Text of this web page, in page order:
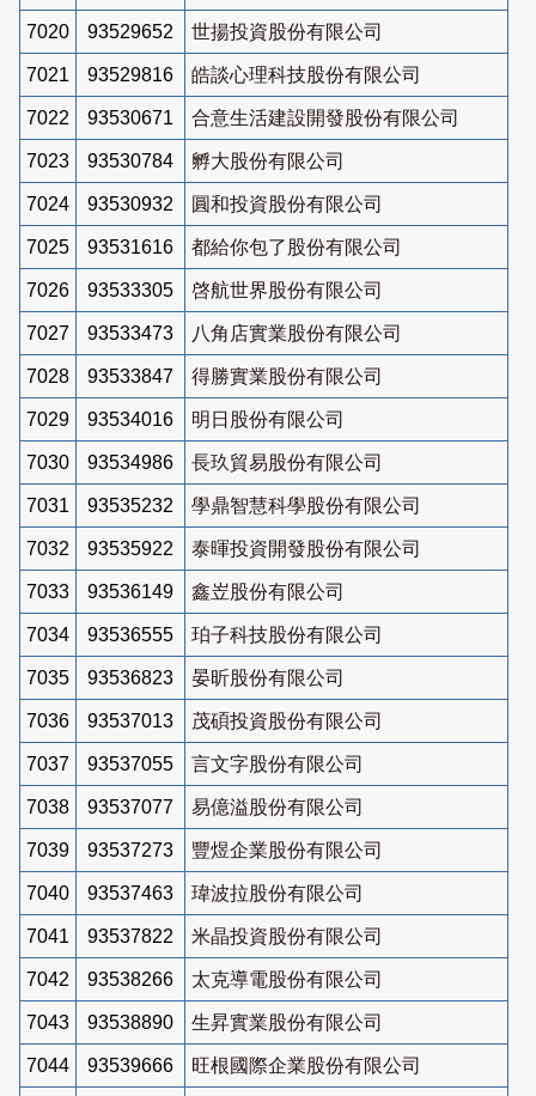
7020 93529652 世揚投資股份有限公司
7021 93529816 皓談心理科技股份有限公司
7022 93530671 合意生活建設開發股份有限公司
7023 93530784 孵大股份有限公司
7024 93530932 圓和投資股份有限公司
7025 93531616 都給你包了股份有限公司
7026 93533305 啓航世界股份有限公司
7027 93533473 八角店實業股份有限公司
7028 93533847 得勝實業股份有限公司
7029 93534016 明日股份有限公司
7030 93534986 長玖貿易股份有限公司
7031 93535232 學鼎智慧科學股份有限公司
7032 93535922 泰暉投資開發股份有限公司
7033 93536149 鑫岦股份有限公司
7034 93536555 珀子科技股份有限公司
7035 93536823 晏昕股份有限公司
7036 93537013 茂碩投資股份有限公司
7037 93537055 言文字股份有限公司
7038 93537077 易億溢股份有限公司
7039 93537273 豐煜企業股份有限公司
7040 93537463 瑋波拉股份有限公司
7041 93537822 米晶投資股份有限公司
7042 93538266 太克導電股份有限公司
7043 93538890 生昇實業股份有限公司
7044 93539666 旺根國際企業股份有限公司